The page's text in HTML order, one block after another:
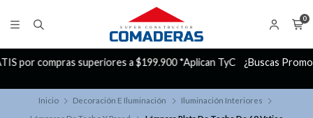
0
¿Buscas Promociones? ¡Aprovecha nuestros Descuentazos!
Inicio Decoración E Iluminación
Iluminación Interiores